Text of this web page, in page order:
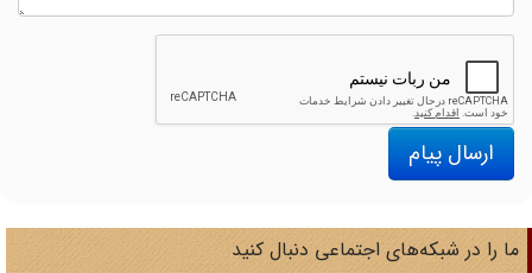
ارسال پیام
را در شبکه‌های اجتماعی دنبال کنید